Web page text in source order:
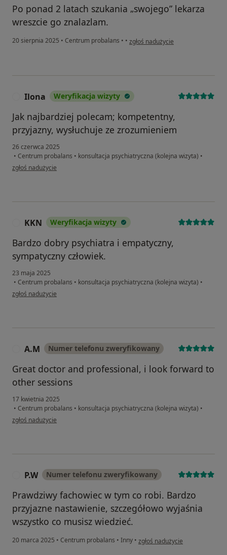
Po ponad 2 latach szukania „swojego” lekarza
wreszcie go znalazlam.
20 sierpnia 2025 • Centrum probalans • • w opinii użytkownika K.W
zgłoś nadużycie
Ilona Weryfikacja wizyty
Jak najbardziej polecam; kompetentny,
przyjazny, wysłuchuje ze zrozumieniem
26 czerwca 2025
• Centrum probalans • konsultacja psychiatryczna (kolejna wizyta) •
w opinii użytkownika Ilona
zgłoś nadużycie
KKN Weryfikacja wizyty
Bardzo dobry psychiatra i empatyczny,
sympatyczny człowiek.
23 maja 2025
• Centrum probalans • konsultacja psychiatryczna (kolejna wizyta) •
w opinii użytkownika KKN
zgłoś nadużycie
A.M Numer telefonu zweryfikowany
Great doctor and professional, i look forward to
other sessions
17 kwietnia 2025
• Centrum probalans • konsultacja psychiatryczna (kolejna wizyta) •
w opinii użytkownika A.M
zgłoś nadużycie
P.W Numer telefonu zweryfikowany
Prawdziwy fachowiec w tym co robi. Bardzo
przyjazne nastawienie, szczegółowo wyjaśnia
wszystko co musisz wiedzieć.
20 marca 2025 • Centrum probalans • Inny • w opinii użytkownika P.W
zgłoś nadużycie